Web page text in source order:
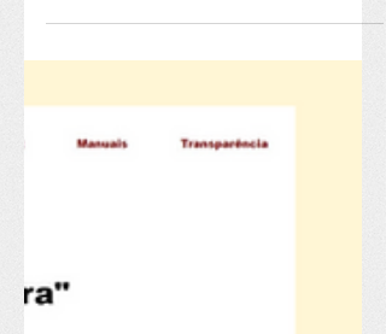
propostas no Programa ReVerdeAr, do
nos biomas Caatinga, Cerrado, Mata
devem conter diagnóstico ambiental e